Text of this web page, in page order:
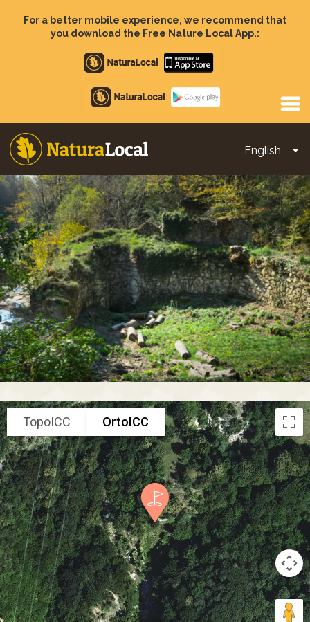
For a better mobile experience, we recommend that
you download the Free Nature Local App.:
Apple
store
Google
Play
English
Main
navigation
TopoICC OrtoICC